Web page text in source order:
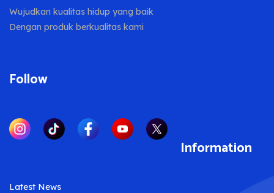
Wujudkan kualitas hidup yang baik
Dengan produk berkualitas kami
Follow
Information
Latest News